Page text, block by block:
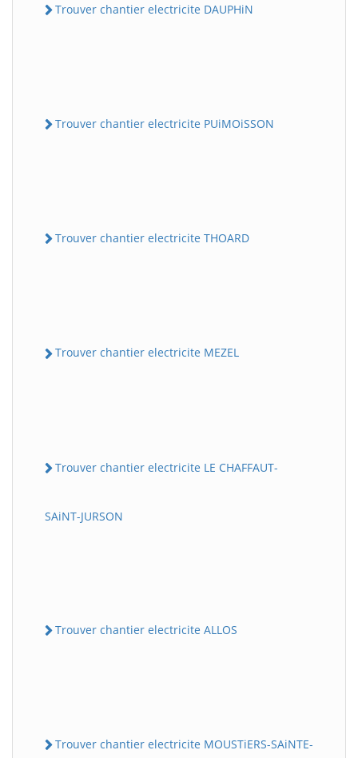
Trouver chantier electricite DAUPHiN
Trouver chantier electricite PUiMOiSSON
Trouver chantier electricite THOARD
Trouver chantier electricite MEZEL
Trouver chantier electricite LE CHAFFAUT-
SAiNT-JURSON
Trouver chantier electricite ALLOS
Trouver chantier electricite MOUSTiERS-SAiNTE-